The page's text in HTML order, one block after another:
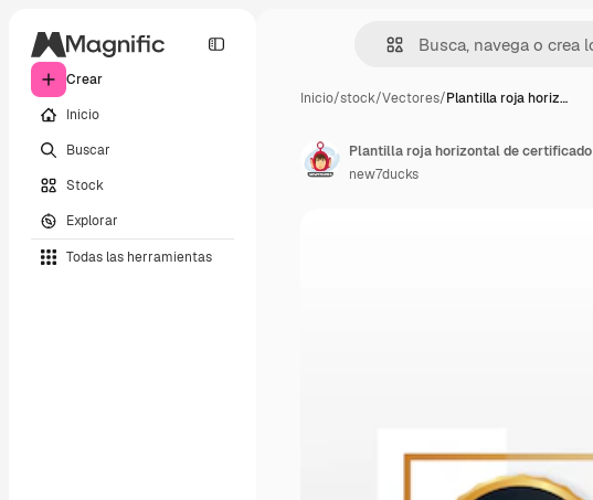
Crear
Inicio
Buscar
Stock
Explorar
Todas las herramientas
Inicio/stock/Vectores/Plantilla roja horiz…
Plantilla roja horizontal de certificado
new7ducks